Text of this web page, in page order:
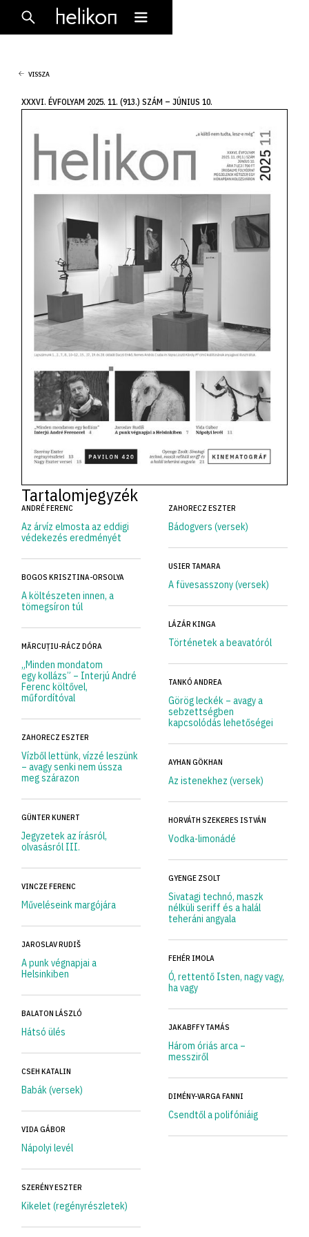
VISSZA
XXXVI. ÉVFOLYAM 2025. 11. (913.) SZÁM – JÚNIUS 10.
Tartalomjegyzék
ANDRÉ FERENC
Az árvíz elmosta az eddigi
védekezés eredményét
BOGOS KRISZTINA-ORSOLYA
A költészeten innen, a
tömegsíron túl
MĂRCUȚIU-RÁCZ DÓRA
„Minden mondatom
egy kollázs” – Interjú André
Ferenc költővel,
műfordítóval
ZAHORECZ ESZTER
Vízből lettünk, vízzé leszünk
– avagy senki nem ússza
meg szárazon
GÜNTER KUNERT
Jegyzetek az írásról,
olvasásról III.
VINCZE FERENC
Műveléseink margójára
JAROSLAV RUDIŠ
A punk végnapjai a
Helsinkiben
BALATON LÁSZLÓ
Hátsó ülés
CSEH KATALIN
Babák (versek)
VIDA GÁBOR
Nápolyi levél
SZERÉNY ESZTER
Kikelet (regényrészletek)
ZAHORECZ ESZTER
Bádogvers (versek)
USIER TAMARA
A füvesasszony (versek)
LÁZÁR KINGA
Történetek a beavatóról
TANKÓ ANDREA
Görög leckék – avagy a
sebzettségben
kapcsolódás lehetőségei
AYHAN GÖKHAN
Az istenekhez (versek)
HORVÁTH SZEKERES ISTVÁN
Vodka-limonádé
GYENGE ZSOLT
Sivatagi technó, maszk
nélküli seriff és a halál
teheráni angyala
FEHÉR IMOLA
Ó, rettentő Isten, nagy vagy,
ha vagy
JAKABFFY TAMÁS
Három óriás arca –
messziről
DIMÉNY-VARGA FANNI
Csendtől a polifóniáig